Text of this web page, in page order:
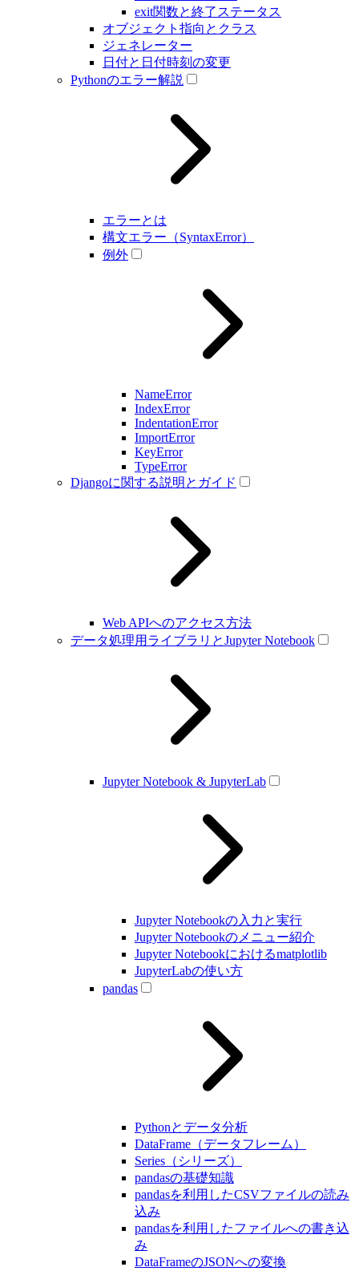
exit関数と終了ステータス
オブジェクト指向とクラス
ジェネレーター
日付と日付時刻の変更
Pythonのエラー解説
エラーとは
構文エラー（SyntaxError）
例外
NameError
IndexError
IndentationError
ImportError
KeyError
TypeError
Djangoに関する説明とガイド
Web APIへのアクセス方法
データ処理用ライブラリとJupyter Notebook
Jupyter Notebook & JupyterLab
Jupyter Notebookの入力と実行
Jupyter Notebookのメニュー紹介
Jupyter Notebookにおけるmatplotlib
JupyterLabの使い方
pandas
Pythonとデータ分析
DataFrame（データフレーム）
Series（シリーズ）
pandasの基礎知識
pandasを利用したCSVファイルの読み
込み
pandasを利用したファイルへの書き込
み
DataFrameのJSONへの変換